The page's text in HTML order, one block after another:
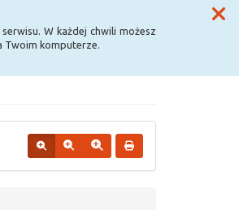
W każdej chwili możesz
Twoim komputerze.